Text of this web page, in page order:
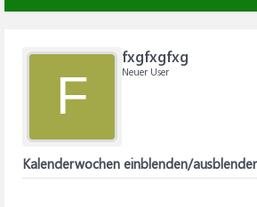
F
fxgfxgfxg
Neuer User
Kalenderwochen einblenden/